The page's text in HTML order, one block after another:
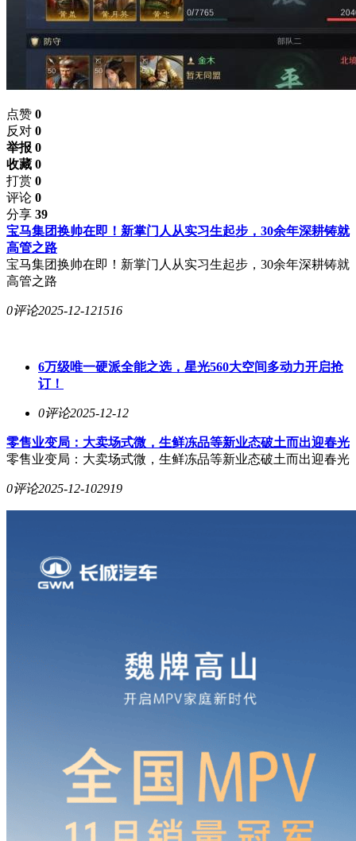
点赞 0
反对 0
举报 0
收藏 0
打赏 0
评论 0
分享 39
宝马集团换帅在即！新掌门人从实习生起步，30余年深耕铸就
高管之路
宝马集团换帅在即！新掌门人从实习生起步，30余年深耕铸就
高管之路
0评论2025-12-121516
6万级唯一硬派全能之选，星光560大空间多动力开启抢
订！
0评论2025-12-12
零售业变局：大卖场式微，生鲜冻品等新业态破土而出迎春光
零售业变局：大卖场式微，生鲜冻品等新业态破土而出迎春光
0评论2025-12-102919